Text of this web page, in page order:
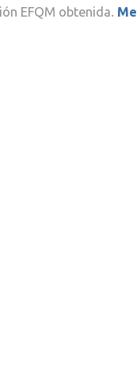
EFQM obtenida.